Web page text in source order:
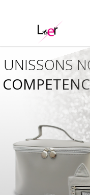
UNISSONS